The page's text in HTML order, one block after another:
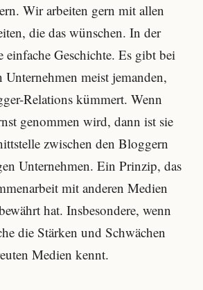
Wir arbeiten gern mit allen
die das wünschen. In der
einfache Geschichte. Es gibt bei
Unternehmen meist jemanden,
Relations kümmert. Wenn
genommen wird, dann ist sie
zwischen den Bloggern
Unternehmen. Ein Prinzip, das
mit anderen Medien
hat. Insbesondere, wenn
die Stärken und Schwächen
Medien kennt.